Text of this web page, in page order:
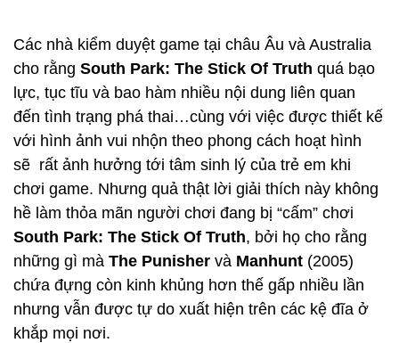
Các nhà kiểm duyệt game tại châu Âu và Australia
cho rằng South Park: The Stick Of Truth quá bạo
lực, tục tĩu và bao hàm nhiều nội dung liên quan
đến tình trạng phá thai…cùng với việc được thiết kế
với hình ảnh vui nhộn theo phong cách hoạt hình
sẽ rất ảnh hưởng tới tâm sinh lý của trẻ em khi
chơi game. Nhưng quả thật lời giải thích này không
hề làm thỏa mãn người chơi đang bị “cấm” chơi
South Park: The Stick Of Truth, bởi họ cho rằng
những gì mà The Punisher và Manhunt (2005)
chứa đựng còn kinh khủng hơn thế gấp nhiều lần
nhưng vẫn được tự do xuất hiện trên các kệ đĩa ở
khắp mọi nơi.